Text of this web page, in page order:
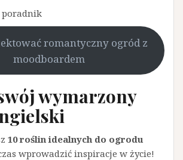
poradnik
romantyczny ogród z
moodboardem
wymarzony
10 roślin idealnych do ogrodu
wprowadzić inspiracje w życie!